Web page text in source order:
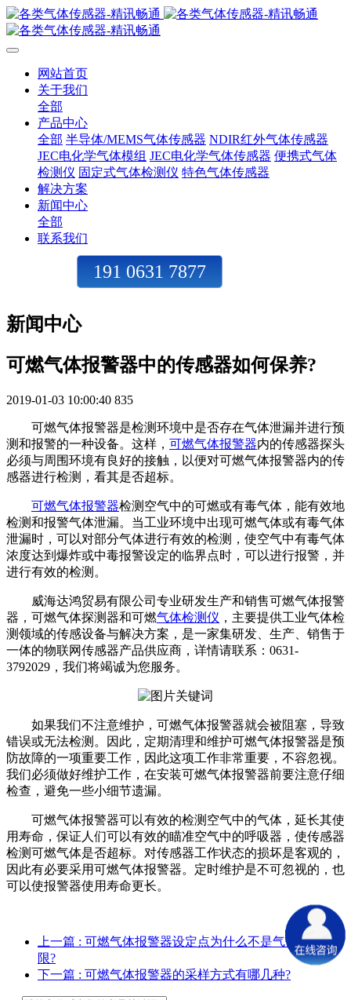
网站首页
关于我们
全部
产品中心
全部 半导体/MEMS气体传感器 NDIR红外气体传感器
JEC电化学气体模组 JEC电化学气体传感器 便携式气体
检测仪 固定式气体检测仪 特色气体传感器
解决方案
新闻中心
全部
联系我们
191 0631 7877
新闻中心
可燃气体报警器中的传感器如何保养?
2019-01-03 10:00:40 835
可燃气体报警器是检测环境中是否存在气体泄漏并进行预
测和报警的一种设备。这样， 可燃气体报警器内的传感器探头
必须与周围环境有良好的接触，以便对可燃气体报警器内的传
感器进行检测，看其是否超标。
可燃气体报警器检测空气中的可燃或有毒气体，能有效地
检测和报警气体泄漏。当工业环境中出现可燃气体或有毒气体
泄漏时，可以对部分气体进行有效的检测，使空气中有毒气体
浓度达到爆炸或中毒报警设定的临界点时，可以进行报警，并
进行有效的检测。
威海达鸿贸易有限公司专业研发生产和销售可燃气体报警
器，可燃气体探测器和可燃气体检测仪 ，主要提供工业气体检
测领域的传感设备与解决方案，是一家集研发、生产、销售于
一体的物联网传感器产品供应商，详情请联系：0631-
3792029，我们将竭诚为您服务。
如果我们不注意维护，可燃气体报警器就会被阻塞，导致
错误或无法检测。因此，定期清理和维护可燃气体报警器是预
防故障的一项重要工作，因此这项工作非常重要，不容忽视。
我们必须做好维护工作，在安装可燃气体报警器前要注意仔细
检查，避免一些小细节遗漏。
可燃气体报警器可以有效的检测空气中的气体，延长其使
用寿命，保证人们可以有效的瞄准空气中的呼吸器，使传感器
检测可燃气体是否超标。对传感器工作状态的损坏是客观的，
因此有必要采用可燃气体报警器。定时维护是不可忽视的，也
可以使报警器使用寿命更长。
上一篇 : 可燃气体报警器设定点为什么不是气体爆炸下
限?
下一篇 : 可燃气体报警器的采样方式有哪几种?